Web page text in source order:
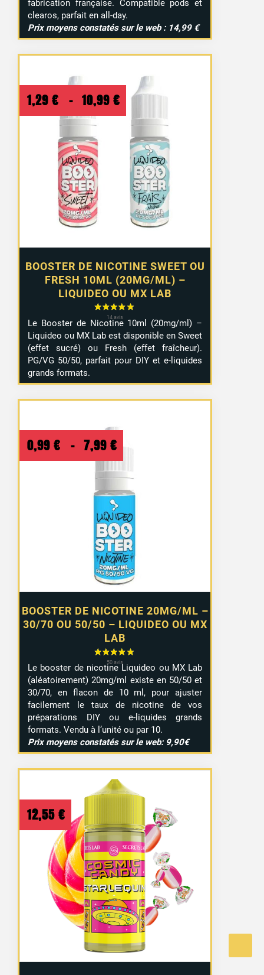
fabrication française. Compatible pods et
clearos, parfait en all-day.
Prix moyens constatés sur le web : 14,99 €
BOOSTER DE NICOTINE SWEET OU
FRESH 10ML (20MG/ML) –
LIQUIDEO OU MX LAB
1,29 € – 10,99 €
Plage
de
prix :
1,29 €
10,99 €
Le Booster de Nicotine 10ml (20mg/ml) –
Liquideo ou MX Lab est disponible en Sweet
(effet sucré) ou Fresh (effet fraîcheur).
PG/VG 50/50, parfait pour DIY et e-liquides
grands formats.
BOOSTER DE NICOTINE 20MG/ML –
30/70 OU 50/50 – LIQUIDEO OU MX
LAB
0,99 € – 7,99 € Plage
de
prix :
0,99 €
à
7,99 €
Le booster de nicotine Liquideo ou MX Lab
(aléatoirement) 20mg/ml existe en 50/50 et
30/70, en flacon de 10 ml, pour ajuster
facilement le taux de nicotine de vos
préparations DIY ou e-liquides grands
formats. Vendu à l’unité ou par 10.
Prix moyens constatés sur le web: 9,90€
12,55 €